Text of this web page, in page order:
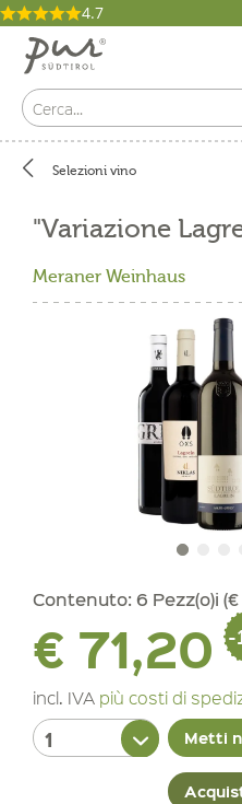
4.7
Selezioni vino
"Variazione
Meraner Weinhaus
Contenuto: 6 Pezz(o)i (€
€ 71,20 -
incl. IVA più costi di
Metti